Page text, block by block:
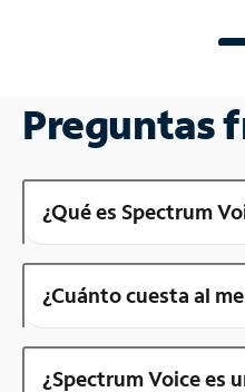
Preguntas
¿Qué es Spectrum
¿Cuánto cuesta al
¿Spectrum Voice es